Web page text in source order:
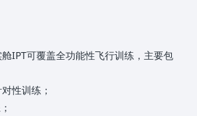
IPT可覆盖全功能性飞行训练，主要包
性训练；